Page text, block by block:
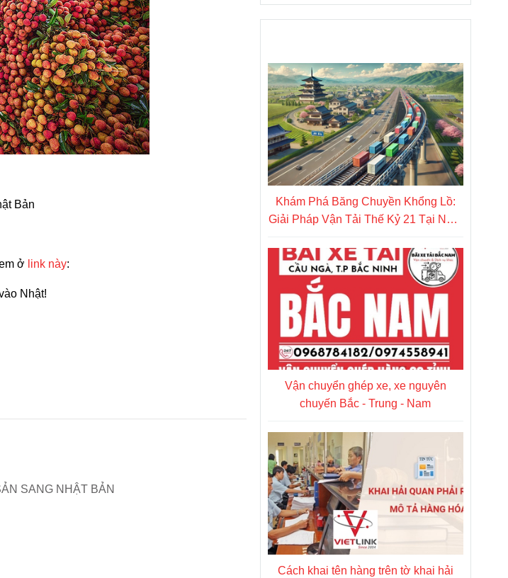
Bản
ở link này:
Nhật!
SANG NHẬT BẢN
Khám Phá Băng Chuyền Khổng Lồ:
Giải Pháp Vận Tải Thế Kỷ 21 Tại Nhật
Vận chuyển ghép xe, xe nguyên
chuyến Bắc - Trung - Nam
Cách khai tên hàng trên tờ khai hải